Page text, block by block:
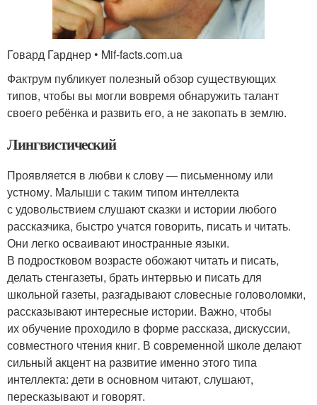
Говард Гарднер • Mif-facts.com.ua
Фактрум публикует полезный обзор существующих
типов, чтобы вы могли вовремя обнаружить талант
своего ребёнка и развить его, а не закопать в землю.
Лингвистический
Проявляется в любви к слову — письменному или
устному. Малыши с таким типом интеллекта
с удовольствием слушают сказки и истории любого
рассказчика, быстро учатся говорить, писать и читать.
Они легко осваивают иностранные языки.
В подростковом возрасте обожают читать и писать,
делать стенгазеты, брать интервью и писать для
школьной газеты, разгадывают словесные головоломки,
рассказывают интересные истории. Важно, чтобы
их обучение проходило в форме рассказа, дискуссии,
совместного чтения книг. В современной школе делают
сильный акцент на развитие именно этого типа
интеллекта: дети в основном читают, слушают,
пересказывают и говорят.